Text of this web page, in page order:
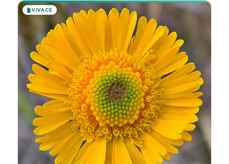
🪴VIVACE